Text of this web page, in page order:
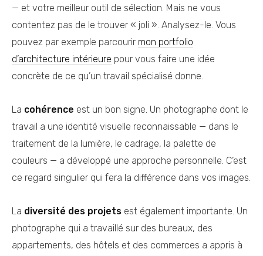
— et votre meilleur outil de sélection. Mais ne vous
contentez pas de le trouver « joli ». Analysez-le. Vous
pouvez par exemple parcourir mon portfolio
d’architecture intérieure pour vous faire une idée
concrète de ce qu’un travail spécialisé donne.
La cohérence est un bon signe. Un photographe dont le
travail a une identité visuelle reconnaissable — dans le
traitement de la lumière, le cadrage, la palette de
couleurs — a développé une approche personnelle. C’est
ce regard singulier qui fera la différence dans vos images.
La diversité des projets est également importante. Un
photographe qui a travaillé sur des bureaux, des
appartements, des hôtels et des commerces a appris à